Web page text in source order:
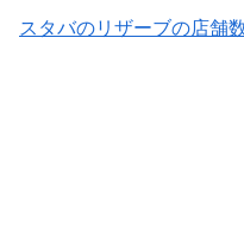
スタバのリザーブの店舗